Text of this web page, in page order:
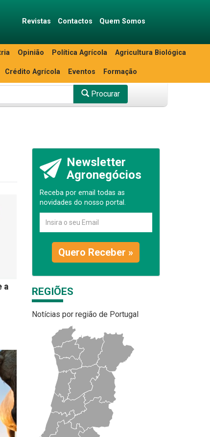
Revistas Contactos Quem Somos
Opinião Política Agrícola Agricultura Biológica
Crédito Agrícola Eventos Formação
Procurar
a
Newsletter
Agronegócios
Receba por email todas as
novidades do nosso portal.
Quero Receber »
REGIÕES
Notícias por região de Portugal